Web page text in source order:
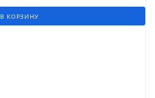
В КОРЗИНУ